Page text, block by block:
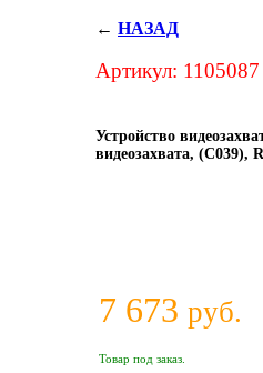
← НАЗАД
Артикул: 1105087
Устройство
видеозахвата, (C039),
7 673 руб.
Товар под заказ.